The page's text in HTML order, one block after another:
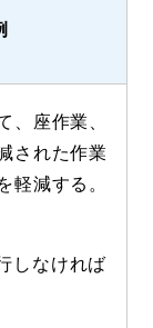
、座作業、
された作業
軽減する。
しなければ